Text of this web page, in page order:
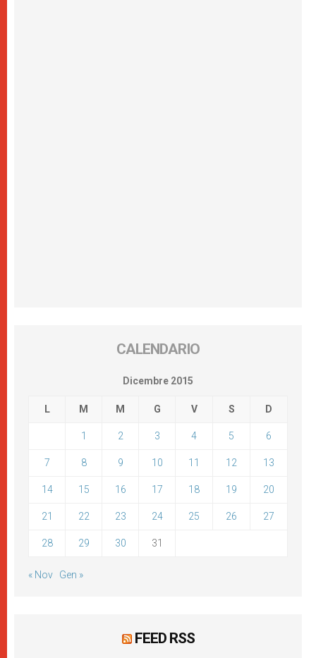
CALENDARIO
Dicembre 2015
L M M G V S D
1 2 3 4 5 6
7 8 9 10 11 12 13
14 15 16 17 18 19 20
21 22 23 24 25 26 27
28 29 30 31
« Nov Gen »
FEED RSS